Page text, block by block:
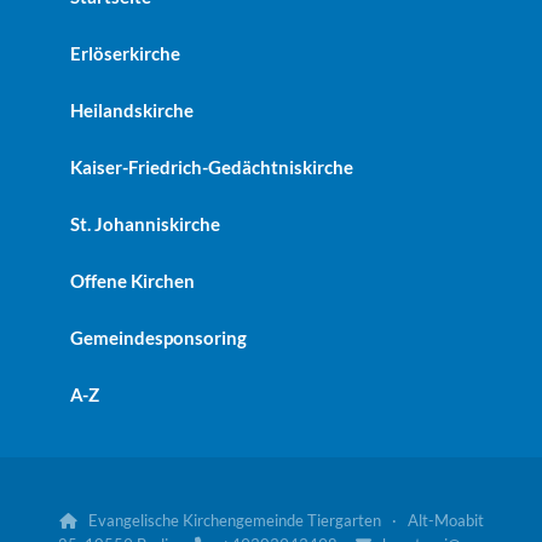
Erlöserkirche
Heilandskirche
Kaiser-Friedrich-Gedächtniskirche
St. Johanniskirche
Offene Kirchen
Gemeindesponsoring
A-Z
Evangelische Kirchengemeinde Tiergarten · Alt-Moabit